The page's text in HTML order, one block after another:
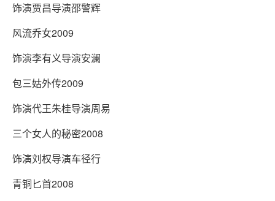
饰演贾昌导演邵警辉
风流乔女2009
饰演李有义导演安澜
包三姑外传2009
饰演代王朱桂导演周易
三个女人的秘密2008
饰演刘权导演车径行
青铜匕首2008